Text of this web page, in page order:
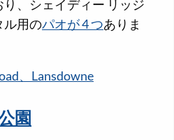
、シェイディー リッジ
ル用のパオが 4 つありま
、Lansdowne
園